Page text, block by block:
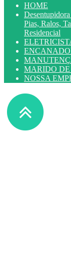
HOME
Pias, Ralos,
Residencial
MARIDO
NOSSA